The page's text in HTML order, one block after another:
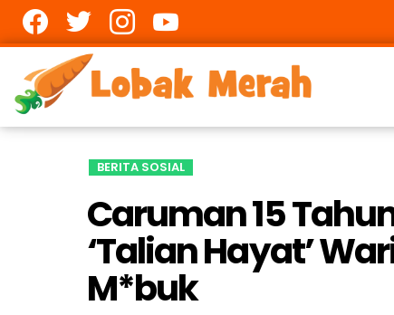
BERITA SOSIAL
Caruman 15 Tahun
‘Talian Hayat’
M*buk